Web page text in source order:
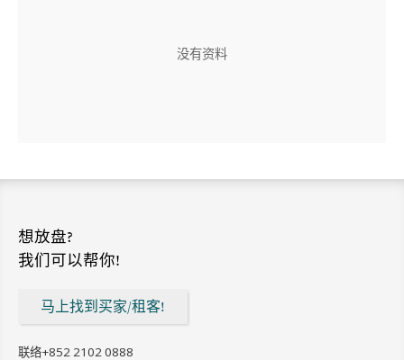
没有资料
想放盘?
我们可以帮你!
马上找到买家/租客!
联络+852 2102 0888